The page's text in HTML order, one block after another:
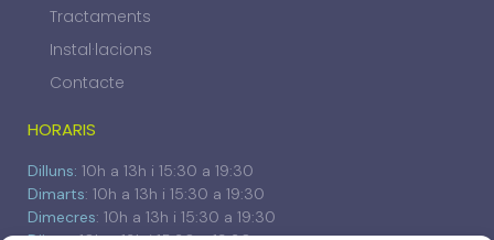
Tractaments
Instal·lacions
Contacte
HORARIS
Dilluns: 10h a 13h i 15:30 a 19:30
Dimarts: 10h a 13h i 15:30 a 19:30
Dimecres: 10h a 13h i 15:30 a 19:30